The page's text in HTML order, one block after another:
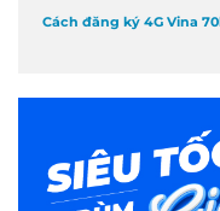
Cách đăng ký 4G Vina